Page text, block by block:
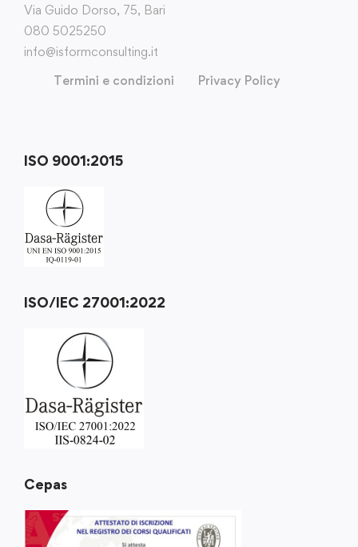
Via Guido Dorso, 75, Bari
080 5025250
info@isformconsulting.it
Termini e condizioni
Privacy Policy
ISO 9001:2015
ISO/IEC 27001:2022
Cepas